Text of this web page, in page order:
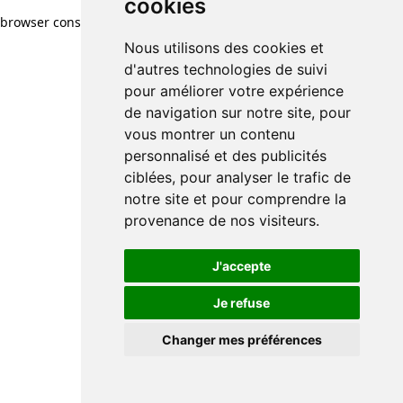
cookies
Nous utilisons des cookies et
d'autres technologies de suivi
pour améliorer votre expérience
de navigation sur notre site, pour
vous montrer un contenu
personnalisé et des publicités
ciblées, pour analyser le trafic de
notre site et pour comprendre la
provenance de nos visiteurs.
J'accepte
Je refuse
Changer mes préférences
browser console for more information)